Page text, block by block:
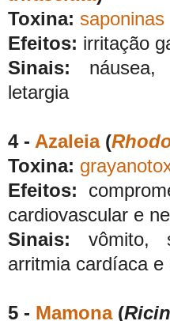
Toxina: saponinas
Efeitos: irritação
Sinais: náusea,
letargia
4 - Azaleia(
Toxina:
Efeitos:
cardiovascular e
Sinais: vômito,
arritmia cardíaca e
5 - Mamona(